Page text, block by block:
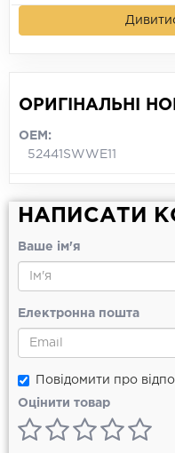
ОРИГІНАЛЬНІ
OEM:
52441SWWE11
НАПИСАТИ
Ваше ім'я
Електронна пошта
Повідомити про
Оцінити товар